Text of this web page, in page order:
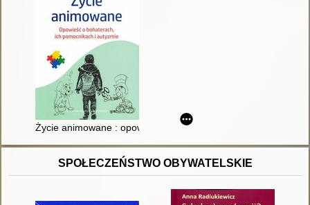
Życie animowane : opowieść o bohaterach, ich pomocnikach i
SPOŁECZEŃSTWO OBYWATELSKIE